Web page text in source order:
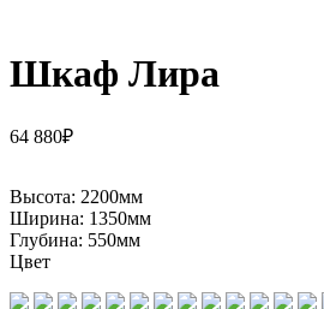
Шкаф Лира
64 880₽
Высота: 2200мм
Ширина: 1350мм
Глубина: 550мм
Цвет